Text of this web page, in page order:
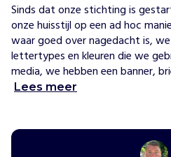
n
H
e
t
b
e
Sinds dat onze stichting is
onze huisstijl op een ad hoc
waar goed over nagedacht is,
lettertypes en kleuren die we
media, we hebben een banner,
Lees meer